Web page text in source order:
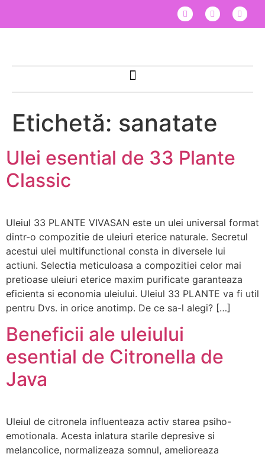
Etichetă: sanatate
Ulei esential de 33 Plante
Classic
Uleiul 33 PLANTE VIVASAN este un ulei universal format
dintr-o compozitie de uleiuri eterice naturale. Secretul
acestui ulei multifunctional consta in diversele lui
actiuni. Selectia meticuloasa a compozitiei celor mai
pretioase uleiuri eterice maxim purificate garanteaza
eficienta si economia uleiului. Uleiul 33 PLANTE va fi util
pentru Dvs. in orice anotimp. De ce sa-l alegi? […]
Beneficii ale uleiului
esential de Citronella de
Java
Uleiul de citronela influenteaza activ starea psiho-
emotionala. Acesta inlatura starile depresive si
melancolice, normalizeaza somnul, amelioreaza